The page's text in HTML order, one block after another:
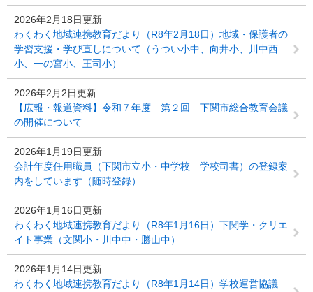
2026年2月18日更新
わくわく地域連携教育だより（R8年2月18日）地域・保護者の
学習支援・学び直しについて（うつい小中、向井小、川中西
小、一の宮小、王司小）
2026年2月2日更新
【広報・報道資料】令和７年度 第２回 下関市総合教育会議
の開催について
2026年1月19日更新
会計年度任用職員（下関市立小・中学校 学校司書）の登録案
内をしています（随時登録）
2026年1月16日更新
わくわく地域連携教育だより（R8年1月16日）下関学・クリエ
イト事業（文関小・川中中・勝山中）
2026年1月14日更新
わくわく地域連携教育だより（R8年1月14日）学校運営協議